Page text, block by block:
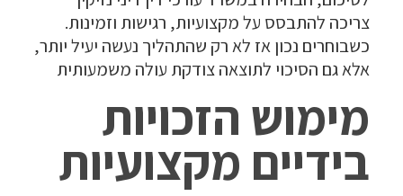
צריכה להתבסס על מקצועיות, רגישות וזמינות.
כשבוחרים נכון אז לא רק שהתהליך נעשה יעיל יותר,
אלא גם הסיכוי לתוצאה צודקת עולה משמעותית
מימוש הזכויות
בידיים מקצועיות